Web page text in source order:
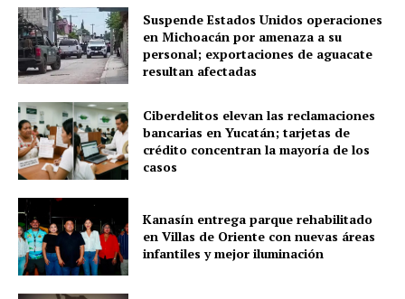
SUBSCRIBE NOW
Menú
Yucatán
Suspende Estados Unidos operaciones
en Michoacán por amenaza a su
personal; exportaciones de aguacate
resultan afectadas
Ciberdelitos elevan las reclamaciones
bancarias en Yucatán; tarjetas de
crédito concentran la mayoría de los
casos
Kanasín entrega parque rehabilitado
en Villas de Oriente con nuevas áreas
infantiles y mejor iluminación